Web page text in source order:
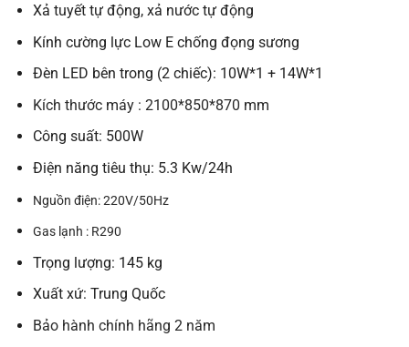
Xả tuyết tự động, xả nước tự động
Kính cường lực Low E chống đọng sương
Đèn LED bên trong (2 chiếc): 10W*1 + 14W*1
Kích thước máy : 2100*850*870 mm
Công suất: 500W
Điện năng tiêu thụ: 5.3 Kw/24h
Nguồn điện: 220V/50Hz
Gas lạnh : R290
Trọng lượng: 145 kg
Xuất xứ: Trung Quốc
Bảo hành chính hãng 2 năm